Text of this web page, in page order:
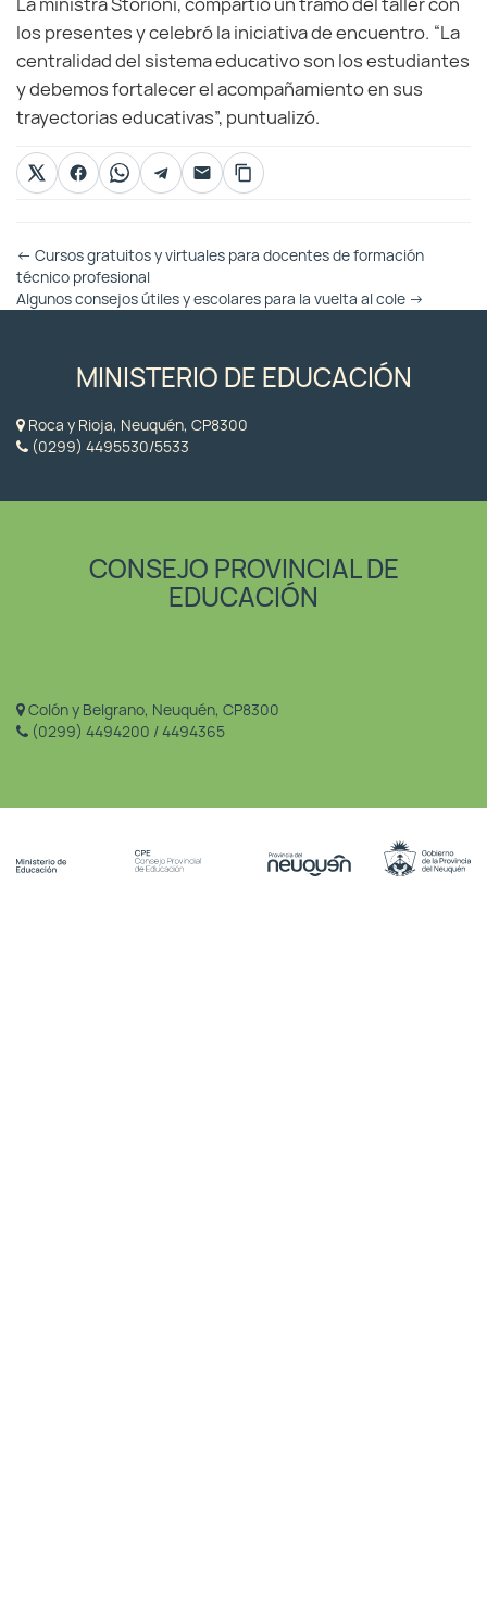
los presentes y celebró la iniciativa de encuentro. “La
centralidad del sistema educativo son los estudiantes
y debemos fortalecer el acompañamiento en sus
trayectorias educativas”, puntualizó.
Otras
Entradas
← Cursos gratuitos y virtuales para docentes de formación
técnico profesional
Algunos consejos útiles y escolares para la vuelta al cole →
MINISTERIO DE EDUCACIÓN
Roca y Rioja, Neuquén, CP8300
(0299) 4495530/5533
CONSEJO PROVINCIAL DE
EDUCACIÓN
Colón y Belgrano, Neuquén, CP8300
(0299) 4494200 / 4494365